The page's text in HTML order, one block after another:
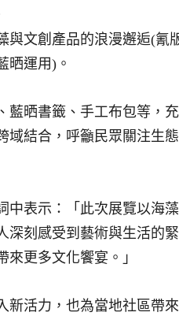
與文創產品的浪漫邂逅(氰
晒運用) 。
藍晒書籤、手工布包等，
域結合，呼籲民眾關注生
中表示：「此次展覽以海
深刻感受到藝術與生活的
更多文化饗宴。」
新活力，也為當地社區帶